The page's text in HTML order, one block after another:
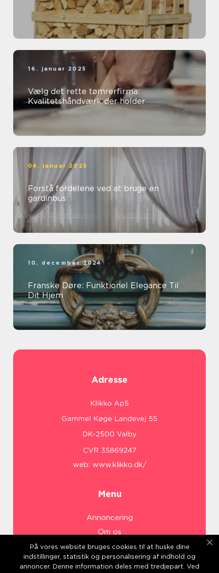
16. januar 2025
Vælg det rette tømrerfirma:
Kvalitetshåndværk der holder
04. januar 2025
Forstå fordelene ved at bruge en
gardinbus
10. december 2024
Franske Døre: Funktionel Elegance Til
Dit Hjem
Adresse
web: www.klikko.dk/
Menu
Annoncering
Om os
Cookies
Kontakt os
På vores website bruges cookies til at huske dine
indstillinger, statistik og personalisering af indhold og
annoncer. Denne information deles med tredjepart. Ved